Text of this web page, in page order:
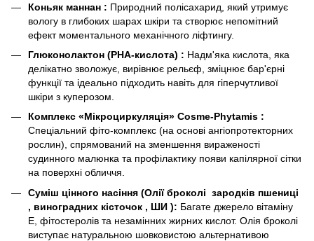
Коньяк маннан : Природний полісахарид, який утримує
вологу в глибоких шарах шкіри та створює непомітний
ефект моментального механічного ліфтингу.
Глюконолактон (PHA-кислота) : Надм'яка кислота, яка
делікатно зволожує, вирівнює рельєф, зміцнює бар'єрні
функції та ідеально підходить навіть для гіперчутливої
шкіри з куперозом.
Комплекс «Мікроциркуляція» Cosme-Phytamis :
Спеціальний фіто-комплекс (на основі ангіопротекторних
рослин), спрямований на зменшення вираженості
судинного малюнка та профілактику появи капілярної сітки
на поверхні обличчя.
Суміш цінного насіння (Олії броколі зародків пшениці
, виноградних кісточок , ШИ ): Багате джерело вітаміну
E, фітостеролів та незамінних жирних кислот. Олія броколі
виступає натуральною шовковистою альтернативою